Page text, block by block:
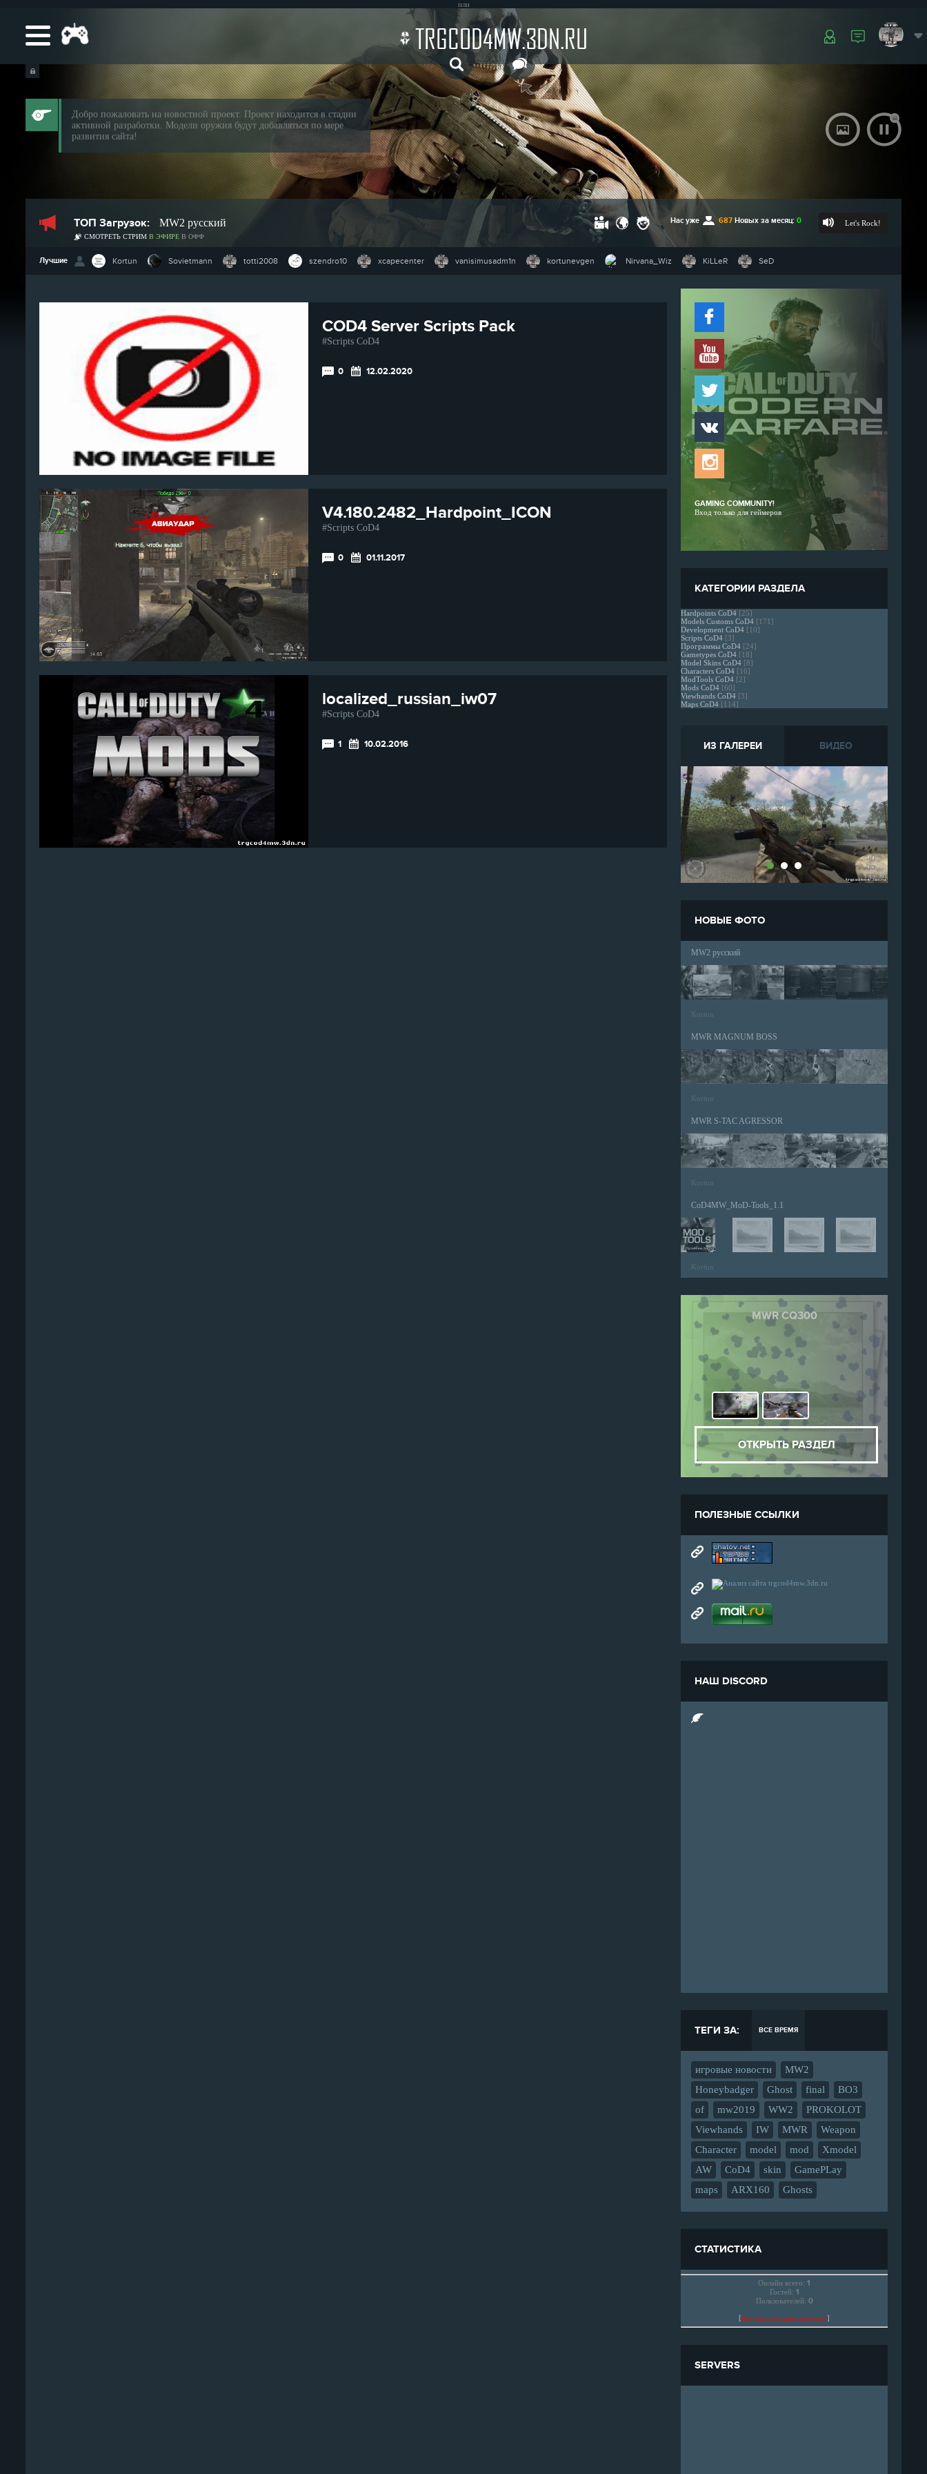
или
ЧАТ
TRGCOD4MW.3DN.RU
Добро пожаловать на новостной проект. Проект находится в стадии
активной разработки. Модели оружия будут добавляться по мере
развития сайта!
СМОТРЕТЬ СТРИМ В ЭФИРЕ В ОФФ
ТОП Загрузок: MW2 русский Let's Rock!
Нас уже 687 Новых за месяц: 0
Лучшие Kortun Sovietmann totti2008 szendro10 xcapecenter vanisimusadm1n kortunevgen Nirvana_Wiz KiLLeR SeD
2
COD4 Server Scripts Pack
Scripts CoD4
0 12.02.2020
1
V4.180.2482_Hardpoint_ICON
Scripts CoD4
0 01.11.2017
localized_russian_iw07
Scripts CoD4
1 10.02.2016
GAMING COMMUNITY!
Вход только для геймеров
КАТЕГОРИИ РАЗДЕЛА
Hardpoints CoD4 [25]
Models Customs CoD4 [171]
Development CoD4 [10]
Scripts CoD4 [3]
Программы CoD4 [24]
Gametypes CoD4 [18]
Model Skins CoD4 [8]
Characters CoD4 [16]
ModTools CoD4 [2]
Mods CoD4 [60]
Viewhands CoD4 [3]
Maps CoD4 [114]
ИЗ ГАЛЕРЕИ ВИДЕО
MW2 Model 1887
НОВЫЕ ФОТО
MW2 русский
Kortun
MWR MAGNUM BOSS
Kortun
MWR S-TAC AGRESSOR
Kortun
CoD4MW_MoD-Tools_1.1
Kortun
MWR CQ300
ОТКРЫТЬ РАЗДЕЛ
ПОЛЕЗНЫЕ ССЫЛКИ
НАШ DISCORD
ТЕГИ ЗА: ВСЕ ВРЕМЯ
игровые новости
MW2
Honeybadger
Ghost final
BO3
of
mw2019 WW2
PROKOLOT
Viewhands
IW MWR
Weapon
Character
model mod
Xmodel
AW
CoD4 skin
GamePLay
maps
ARX160 Ghosts
СТАТИСТИКА
Онлайн всего: 1
Гостей: 1
Пользователей: 0
[Кто нас сегодня посетил?]
SERVERS